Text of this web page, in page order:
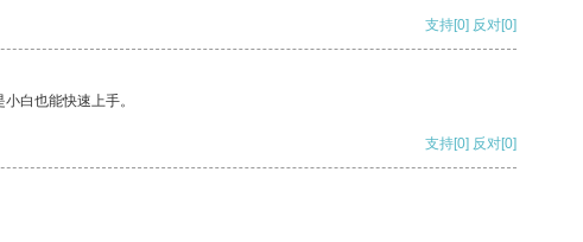
支持[0] 反对[0]
白也能快速上手。
支持[0] 反对[0]